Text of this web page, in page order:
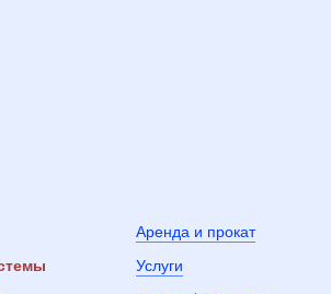
Аренда и прокат
Услуги